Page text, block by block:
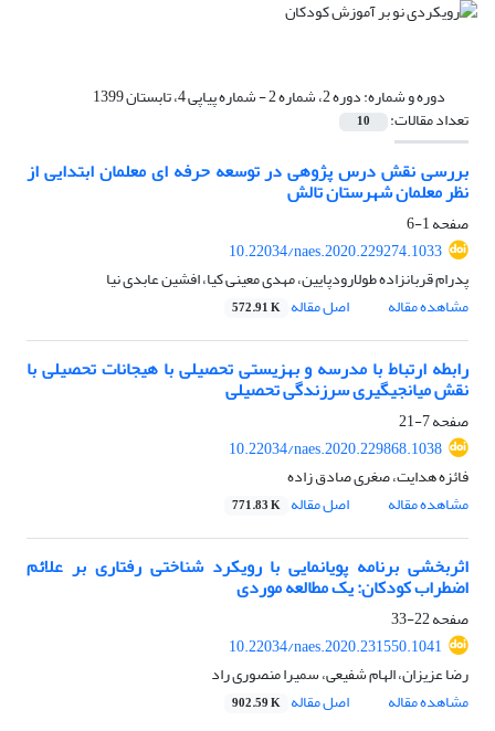
دوره و شماره:دوره 2، شماره 2 - شماره پیاپی 4، تابستان 1399
تعداد مقالات: 10
بررسی نقش درس پژوهی در توسعه حرفه ای معلمان ابتدایی از
نظر معلمان شهرستان تالش
صفحه1-6
10.22034/naes.2020.229274.1033
پدرام قربانزاده طولارودپایین، مهدی معینی کیا، افشین عابدی نیا
مشاهده مقاله
اصل مقاله 572.91 K
رابطه ارتباط با مدرسه و بهزیستی تحصیلی با هیجانات تحصیلی با
نقش میانجیگیری سرزندگی تحصیلی
صفحه7-21
10.22034/naes.2020.229868.1038
فائزه هدایت، صغری صادق زاده
مشاهده مقاله
اصل مقاله 771.83 K
اثربخشی برنامه پویانمایی با رویکرد شناختی رفتاری بر علائم
اضطراب کودکان: یک مطالعه موردی
صفحه22-33
10.22034/naes.2020.231550.1041
رضا عزیزان، الهام شفیعی، سمیرا منصوری راد
مشاهده مقاله
اصل مقاله 902.59 K